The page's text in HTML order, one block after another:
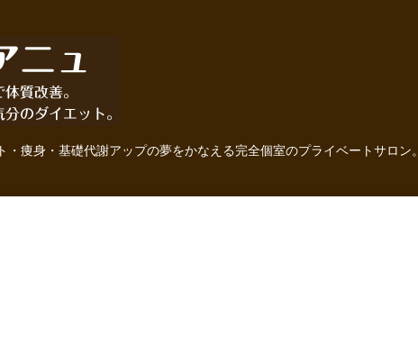
痩身・基礎代謝アップの夢をかなえる完全個室のプライベートサロン。